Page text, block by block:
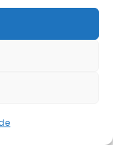
para o
doença